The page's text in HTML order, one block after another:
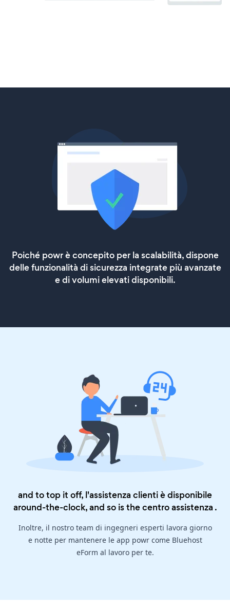
Poiché powr è concepito per la scalabilità, dispone
delle funzionalità di sicurezza integrate più avanzate
e di volumi elevati disponibili.
and to top it off, l'assistenza clienti è disponibile
around-the-clock, and so is thecentro assistenza .
Inoltre, il nostro team di ingegneri esperti lavora giorno
e notte per mantenere le app powr come Bluehost
eForm al lavoro per te.